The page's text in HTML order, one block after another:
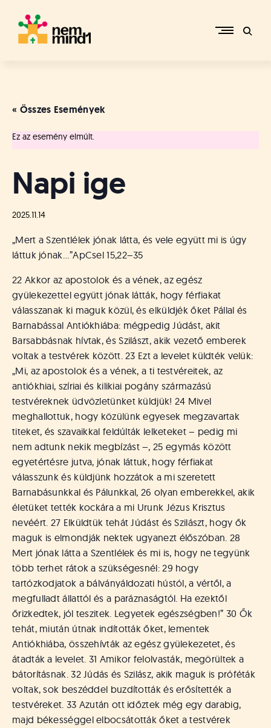
content
p
r
i
R
f
o
r
m
á
t
u
s
o
k
e
-
L
a
p
j
a
« Összes Események
Ez az esemény elmúlt.
Napi ige
2025.11.14
„Mert a Szentlélek jónak látta, és vele együtt mi is úgy
láttuk jónak…”ApCsel 15,22–35
22 Akkor az apostolok és a vének, az egész
gyülekezettel együtt jónak látták, hogy férfiakat
válasszanak ki maguk közül, és elküldjék őket Pállal és
Barnabással Antiókhiába: mégpedig Júdást, akit
Barsabbásnak hívtak, és Szilászt, akik vezető emberek
voltak a testvérek között. 23 Ezt a levelet küldték velük:
„Mi, az apostolok és a vének, a ti testvéreitek, az
antiókhiai, szíriai és kilikiai pogány származású
testvéreknek üdvözletünket küldjük! 24 Mivel
meghallottuk, hogy közülünk egyesek megzavartak
titeket, és szavaikkal feldúlták lelketeket – pedig mi
nem adtunk nekik megbízást –, 25 egymás között
egyetértésre jutva, jónak láttuk, hogy férfiakat
válasszunk és küldjünk hozzátok a mi szeretett
Barnabásunkkal és Pálunkkal, 26 olyan emberekkel, akik
életüket tették kockára a mi Urunk Jézus Krisztus
nevéért. 27 Elküldtük tehát Júdást és Szilászt, hogy ők
maguk is elmondják nektek ugyanezt élőszóban. 28
Mert jónak látta a Szentlélek és mi is, hogy ne tegyünk
több terhet rátok a szükségesnél: 29 hogy
tartózkodjatok a bálványáldozati hústól, a vértől, a
megfulladt állattól és a paráznaságtól. Ha ezektől
őrizkedtek, jól teszitek. Legyetek egészségben!” 30 Ők
tehát, miután útnak indították őket, lementek
Antiókhiába, összehívták az egész gyülekezetet, és
átadták a levelet. 31 Amikor felolvasták, megörültek a
bátorításnak. 32 Júdás és Szilász, akik maguk is próféták
voltak, sok beszéddel buzdították és erősítették a
testvéreket. 33 Azután ott időztek még egy darabig,
majd békességgel elbocsátották őket a testvérek